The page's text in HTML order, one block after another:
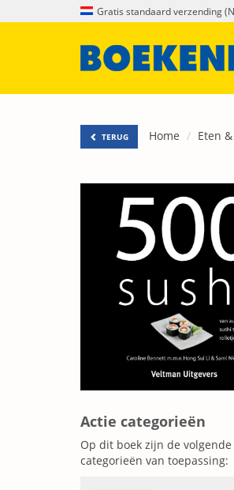
Gratis standaard verzending
TERUG Home Eten
Actie categorieën
Op dit boek zijn de volgende
categorieën van toepassing: